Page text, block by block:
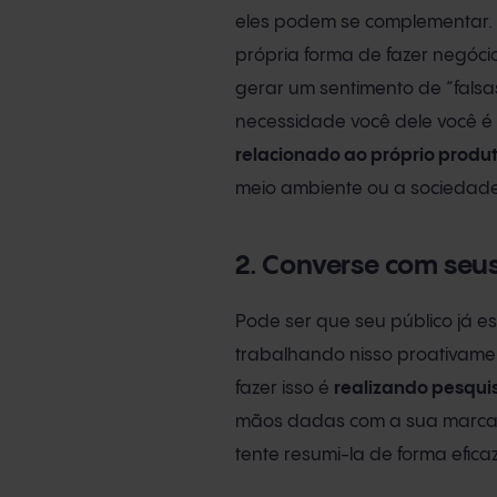
eles podem se
própria forma de fazer
gerar um sentimento de
necessidade você dele você
relacionado ao próprio
meio ambiente ou a
2. Converse com
Pode ser que seu público já
trabalhando nisso
fazer isso é realizando
mãos dadas com a sua
tente resumi-la de forma